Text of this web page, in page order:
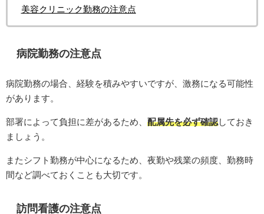
美容クリニック勤務の注意点
病院勤務の注意点
病院勤務の場合、経験を積みやすいですが、激務になる可能性
があります。
部署によって負担に差があるため、 配属先を必ず確認 しておき
ましょう。
またシフト勤務が中心になるため、夜勤や残業の頻度、勤務時
間など調べておくことも大切です。
訪問看護の注意点